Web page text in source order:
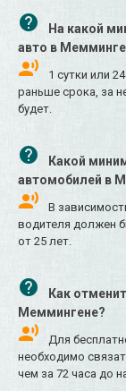
На какой
авто в
1 сутки или
раньше срока, за
будет.
Какой
автомобилей в
В
водителя должен
от 25 лет.
Как
Меммингене?
Для
необходимо
чем за 72 часа до